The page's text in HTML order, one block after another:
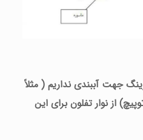
جهت آببندی نداریم ( مثلاً
) از نوار تفلون برای این